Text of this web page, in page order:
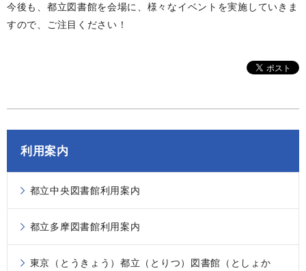
今後も、都立図書館を会場に、様々なイベントを実施していきま
すので、ご注目ください！
利用案内
都立中央図書館利用案内
都立多摩図書館利用案内
東京（とうきょう）都立（とりつ）図書館（としょか